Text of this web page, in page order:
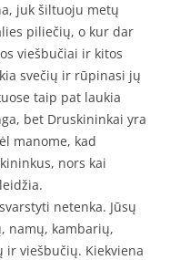
juk šiltuoju metų
piliečių, o kur dar
viešbučiai ir kitos
svečių ir rūpinasi jų
taip pat laukia
bet Druskininkai yra
manome, kad
nors kai
netenka. Jūsų
namų, kambarių,
ir viešbučių. Kiekviena